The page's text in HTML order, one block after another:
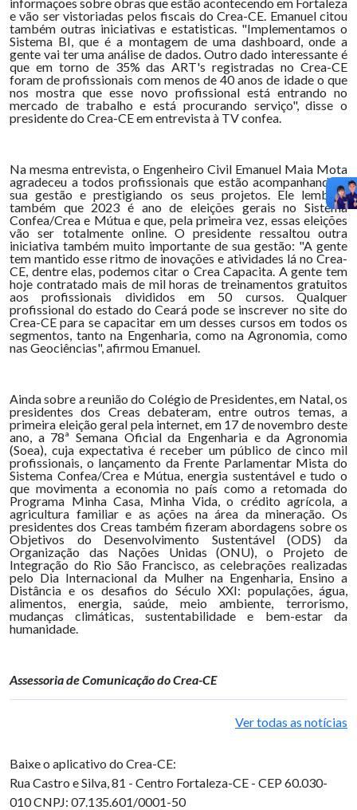
e vão ser vistoriadas pelos fiscais do Crea-CE. Emanuel citou
também outras iniciativas e estatisticas. "Implementamos o
Sistema BI, que é a montagem de uma dashboard, onde a
gente vai ter uma análise de dados. Outro dado interessante é
que em torno de 35% das ART's registradas no Crea-CE
foram de profissionais com menos de 40 anos de idade o que
nos mostra que esse novo profissional está entrando no
mercado de trabalho e está procurando serviço", disse o
presidente do Crea-CE em entrevista à TV confea.
Na mesma entrevista, o Engenheiro Civil Emanuel Maia Mota
agradeceu a todos profissionais que estão acompanhando a
sua gestão e prestigiando os seus projetos. Ele lembrou
também que 2023 é ano de eleições gerais no Sistema
Confea/Crea e Mútua e que, pela primeira vez, essas eleições
vão ser totalmente online. O presidente ressaltou outra
iniciativa também muito importante de sua gestão: "A gente
tem mantido esse ritmo de inovações e atividades lá no Crea-
CE, dentre elas, podemos citar o Crea Capacita. A gente tem
hoje contratado mais de mil horas de treinamentos gratuitos
aos profissionais divididos em 50 cursos. Qualquer
profissional do estado do Ceará pode se inscrever no site do
Crea-CE para se capacitar em um desses cursos em todos os
segmentos, tanto na Engenharia, como na Agronomia, como
nas Geociências", afirmou Emanuel.
Ainda sobre a reunião do Colégio de Presidentes, em Natal, os
presidentes dos Creas debateram, entre outros temas, a
primeira eleição geral pela internet, em 17 de novembro deste
ano, a 78ª Semana Oficial da Engenharia e da Agronomia
(Soea), cuja expectativa é receber um público de cinco mil
profissionais, o lançamento da Frente Parlamentar Mista do
Sistema Confea/Crea e Mútua, energia sustentável e tudo o
que movimenta a economia no país como a retomada do
Programa Minha Casa, Minha Vida, o crédito agrícola, a
agricultura familiar e as ações na área da mineração. Os
presidentes dos Creas também fizeram abordagens sobre os
Objetivos do Desenvolvimento Sustentável (ODS) da
Organização das Nações Unidas (ONU), o Projeto de
Integração do Rio São Francisco, as celebrações realizadas
pelo Dia Internacional da Mulher na Engenharia, Ensino a
Distância e os desafios do Século XXI: populações, água,
alimentos, energia, saúde, meio ambiente, terrorismo,
mudanças climáticas, sustentabilidade e bem-estar da
humanidade.
Assessoria de Comunicação do Crea-CE
Ver todas as notícias
Baixe o aplicativo do Crea-CE:
Rua Castro e Silva, 81 - Centro Fortaleza-CE - CEP 60.030-
010CNPJ: 07.135.601/0001-50